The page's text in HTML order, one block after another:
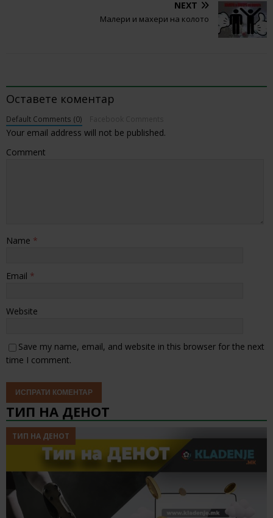
NEXT
Малери и махери на колото
Оставете коментар
Default Comments (0)
Your email address will not be published.
Comment
Name *
Email *
Website
Save my name, email, and website in this browser for the next
time I comment.
ТИП НА ДЕНОТ
ТИП НА ДЕНОТ